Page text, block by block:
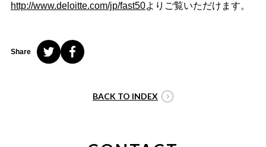
http://www.deloitte.com/jp/fast50よりご覧いただけます。
Share
BACK TO INDEX